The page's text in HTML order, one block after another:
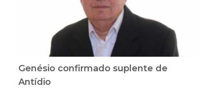
Genésio confirmado suplente de
Antídio